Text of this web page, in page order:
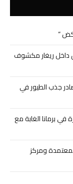
“
داخل ريغار مكشوف
جذب الطيور في
برمانا الغابة مع
ومركز